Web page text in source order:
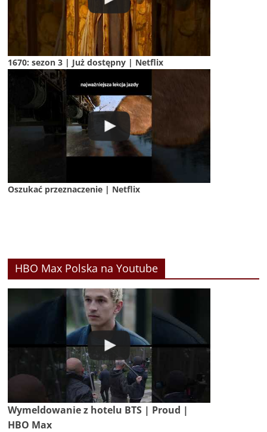
1670: sezon 3 | Już dostępny | Netflix
Oszukać przeznaczenie | Netflix
HBO Max Polska na Youtube
Wymeldowanie z hotelu BTS | Proud |
HBO Max